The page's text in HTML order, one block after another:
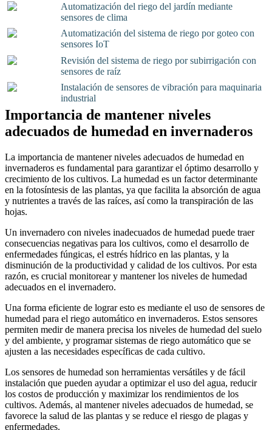
Automatización del riego del jardín mediante
sensores de clima
Automatización del sistema de riego por goteo con
sensores IoT
Revisión del sistema de riego por subirrigación con
sensores de raíz
Instalación de sensores de vibración para maquinaria
industrial
Importancia de mantener niveles
adecuados de humedad en invernaderos
La importancia de mantener niveles adecuados de humedad en
invernaderos es fundamental para garantizar el óptimo desarrollo y
crecimiento de los cultivos. La humedad es un factor determinante
en la fotosíntesis de las plantas, ya que facilita la absorción de agua
y nutrientes a través de las raíces, así como la transpiración de las
hojas.
Un invernadero con niveles inadecuados de humedad puede traer
consecuencias negativas para los cultivos, como el desarrollo de
enfermedades fúngicas, el estrés hídrico en las plantas, y la
disminución de la productividad y calidad de los cultivos. Por esta
razón, es crucial monitorear y mantener los niveles de humedad
adecuados en el invernadero.
Una forma eficiente de lograr esto es mediante el uso de sensores de
humedad para el riego automático en invernaderos. Estos sensores
permiten medir de manera precisa los niveles de humedad del suelo
y del ambiente, y programar sistemas de riego automático que se
ajusten a las necesidades específicas de cada cultivo.
Los sensores de humedad son herramientas versátiles y de fácil
instalación que pueden ayudar a optimizar el uso del agua, reducir
los costos de producción y maximizar los rendimientos de los
cultivos. Además, al mantener niveles adecuados de humedad, se
favorece la salud de las plantas y se reduce el riesgo de plagas y
enfermedades.